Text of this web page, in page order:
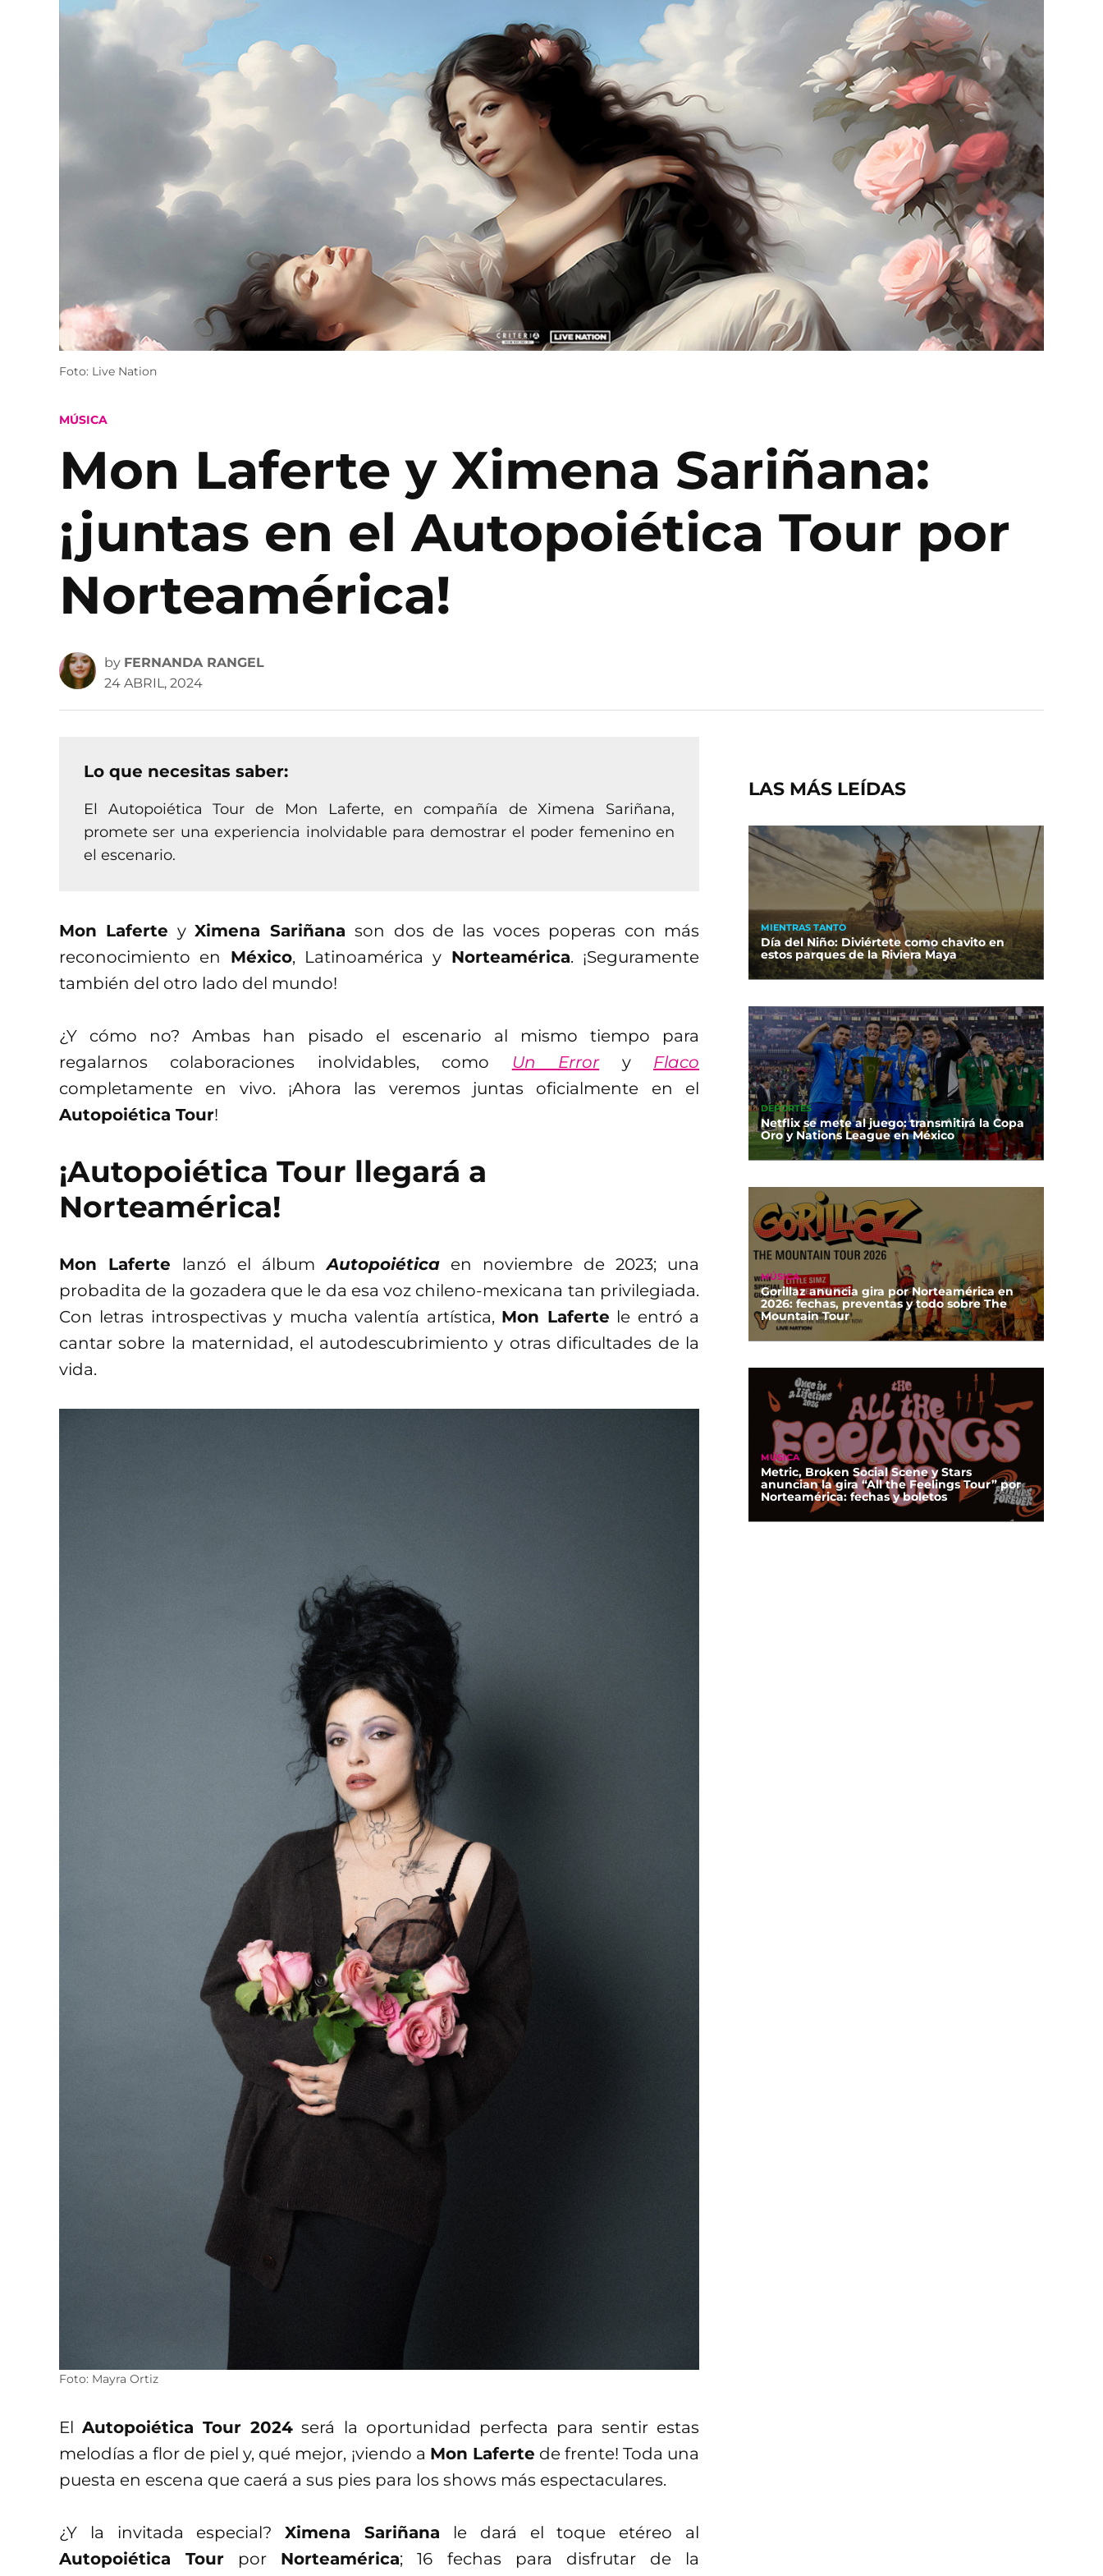
Foto: Live Nation
POSTED
MÚSICA
Mon Laferte y Ximena Sariñana:
¡juntas en el Autopoiética Tour por
Norteamérica!
by FERNANDA RANGEL
24 ABRIL, 2024
Lo que necesitas saber:
El Autopoiética Tour de Mon Laferte, en compañía de Ximena Sariñana,
promete ser una experiencia inolvidable para demostrar el poder femenino en
el escenario.
Mon Laferte yXimena Sariñanason dos de las voces poperas con más
reconocimiento en México, Latinoamérica y Norteamérica. ¡Seguramente
también del otro lado del mundo!
¿Y cómo no? Ambas han pisado el escenario al mismo tiempo para
regalarnos colaboraciones inolvidables, como Un Errory Flaco
completamente en vivo. ¡Ahora las veremos juntas oficialmente en el
Autopoiética Tour!
¡Autopoiética Tour llegará a
Norteamérica!
Mon Laferte lanzó el álbumAutopoiéticaen noviembre de 2023; una
probadita de la gozadera que le da esa voz chileno-mexicana tan privilegiada.
Con letras introspectivas y mucha valentía artística, Mon Laferte le entró a
cantar sobre la maternidad, el autodescubrimiento y otras dificultades de la
vida.
Foto: Mayra Ortiz
ElAutopoiética Tour 2024 será la oportunidad perfecta para sentir estas
melodías a flor de piel y, qué mejor, ¡viendo a Mon Laferte de frente! Toda una
puesta en escena que caerá a sus pies para los shows más espectaculares.
¿Y la invitada especial?Ximena Sariñana le dará el toque etéreo al
Autopoiética Tour por Norteamérica; 16 fechas para disfrutar de la
LAS MÁS LEÍDAS
MIENTRAS TANTO
Día del Niño: Diviértete como chavito en
estos parques de la Riviera Maya
DEPORTES
Netflix se mete al juego: transmitirá la Copa
Oro y Nations League en México
MÚSICA
Gorillaz anuncia gira por Norteamérica en
2026: fechas, preventas y todo sobre The
Mountain Tour
MÚSICA
Metric, Broken Social Scene y Stars
anuncian la gira “All the Feelings Tour” por
Norteamérica: fechas y boletos